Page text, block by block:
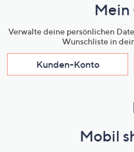
Mein
Verwalte deine persönlichen
Wunschliste in
Kunden-Konto
Mobil